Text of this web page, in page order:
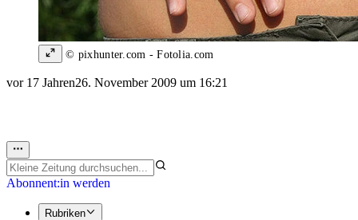
© pixhunter.com - Fotolia.com
vor 17 Jahren26. November 2009 um 16:21
Abonnent:in werden
Rubriken